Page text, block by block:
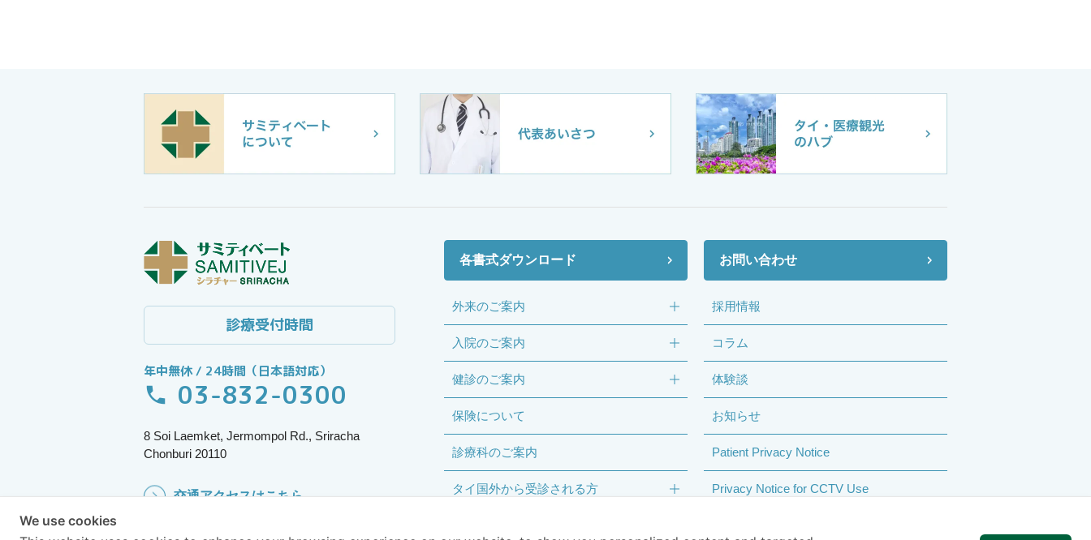
診療受付時間
年中無休 / 24時間（日本語対応）
03-832-0300
8 Soi Laemket, Jermompol Rd., Sriracha
Chonburi 20110
交通アクセスはこちら
各書式ダウンロード
外来のご案内
入院のご案内
健診のご案内
保険について
診療科のご案内
タイ国外から受診される方
お問い合わせ
採用情報
コラム
体験談
お知らせ
Patient Privacy Notice
Privacy Notice for CCTV Use
We use cookies